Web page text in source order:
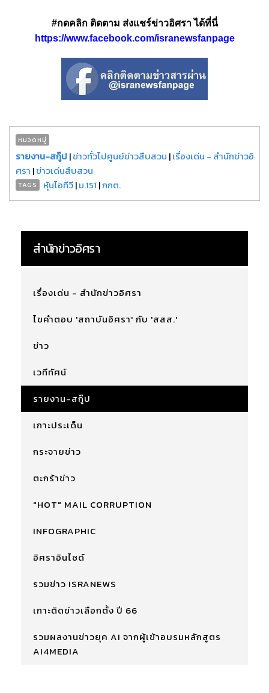
#กดคลิก ติดตาม ส่งแชร์ข่าวอิศรา ได้ที่นี่
https://www.facebook.com/isranewsfanpage
หมวดหมู่
รายงาน-สกู๊ป|ข่าวทั่วไปศูนย์ข่าวสืบสวน |เรื่องเด่น - สำนักข่าวอิ
ศรา |ข่าวเด่นสืบสวน
TAGS หุ้นไอทีวี|ม.151 |กกต.
สำนักข่าวอิศรา
เรื่องเด่น - สำนักข่าวอิศรา
ไขคำตอบ 'สถาบันอิศรา' กับ 'สสส.'
ข่าว
เวทีทัศน์
รายงาน-สกู๊ป
เกาะประเด็น
กระจายข่าว
ตะกร้าข่าว
"HOT" MAIL CORRUPTION
INFOGRAPHIC
อิศราอินไซด์
รวมข่าว ISRANEWS
เกาะติดข่าวเลือกตั้ง ปี 66
รวมผลงานข่าวยุค AI จากผู้เข้าอบรมหลักสูตร
AI4MEDIA